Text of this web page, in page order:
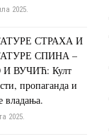
2025.
СТРАХА И
СПИНА –
ВУЧИЋ: Култ
пропаганда и
владања.
2025.